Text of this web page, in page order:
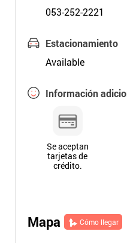
053-252-2221
Estacionamiento
Available
Información
Se aceptan
tarjetas de
crédito.
Mapa Cómo llegar